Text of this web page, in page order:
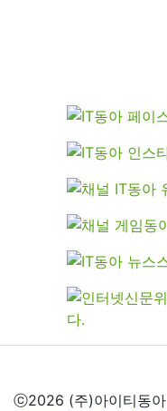
ⓒ2026 (주)아이티동아